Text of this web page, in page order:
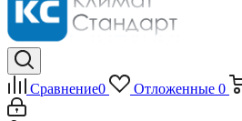
Сравнение0 Отложенные 0